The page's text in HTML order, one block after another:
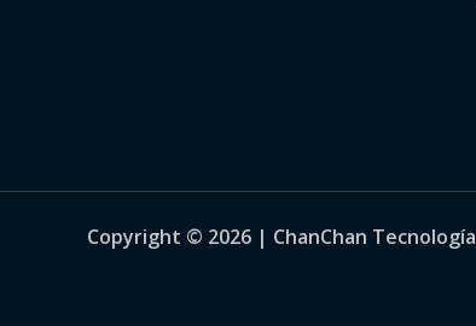
Copyright © 2026 | ChanChan Tecnología